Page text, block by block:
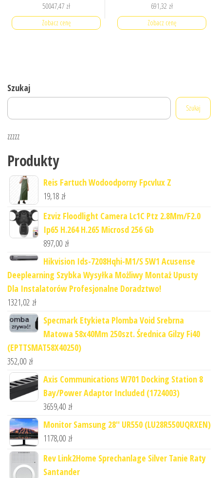
50047,47 zł
Zobacz cenę
691,32 zł
Zobacz cenę
Szukaj
Szukaj
zzzzz
Produkty
Reis Fartuch Wodoodporny Fpcvlux Z
19,18 zł
Ezviz Floodlight Camera Lc1C Ptz 2.8Mm/F2.0
Ip65 H.264 H.265 Microsd 256 Gb
897,00 zł
Hikvision Ids-7208Hqhi-M1/S 5W1 Acusense
Deeplearning Szybka Wysyłka Możliwy Montaż Upusty
Dla Instalatorów Profesjonalne Doradztwo!
1321,02 zł
Specmark Etykieta Plomba Void Srebrna
Matowa 58x40Mm 250szt. Średnica Gilzy Fi40
(EPTTSMAT58X40250)
352,00 zł
Axis Communications W701 Docking Station 8
Bay/Power Adaptor Included (1724003)
3659,40 zł
Monitor Samsung 28'' UR550 (LU28R550UQRXEN)
1178,00 zł
Rev Link2Home Sprechanlage Silver Tanie Raty
Santander